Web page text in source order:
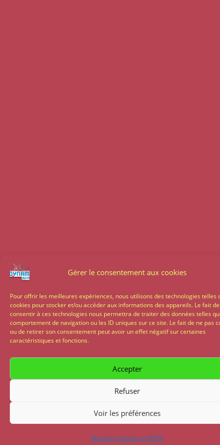
Gérer le consentement aux cookies
Pour offrir les meilleures expériences, nous utilisons des technologies telles
cookies pour stocker et/ou accéder aux informations des appareils. Le fait de
consentir à ces technologies nous permettra de traiter des données telles
comportement de navigation ou les ID uniques sur ce site. Le fait de ne pas
ou de retirer son consentement peut avoir un effet négatif sur certaines
caractéristiques et fonctions.
Accepter
Refuser
Voir les préférences
Mentions Légales et RGPD